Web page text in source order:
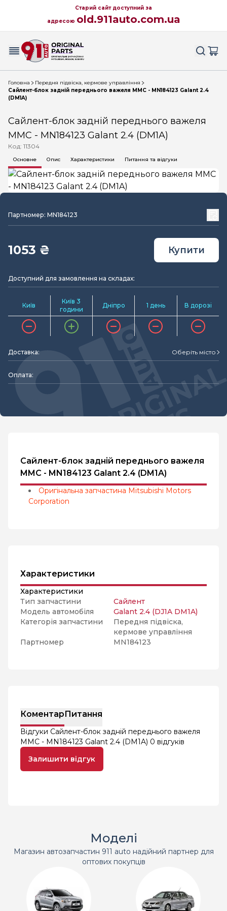
Старий сайт доступний за
адресою old.911auto.com.ua
Головна
Передня підвіска, кермове управління
Сайлент-блок задній переднього важеля MMC - MN184123 Galant 2.4
(DM1A)
Сайлент-блок задній переднього важеля
MMC - MN184123 Galant 2.4 (DM1A)
Код: 11304
Основне Опис Характеристики Питання та відгуки
Партномер: MN184123
1053 ₴ Купити
Доступний для замовлення на складах:
Київ
Київ 3
години
Дніпро 1 день В дорозі
Доставка: Оберіть місто
Оплата:
Сайлент-блок задній переднього важеля
MMC - MN184123 Galant 2.4 (DM1A)
Оригінальна запчастина Mitsubishi Motors
Corporation
Характеристики
Характеристики
Тип запчастини
Сайлент
Модель автомобіля
Galant 2.4 (DJ1A DM1A)
Категорія запчастини
Передня підвіска,
кермове управління
Партномер
MN184123
КоментарПитання
Відгуки Сайлент-блок задній переднього важеля
MMC - MN184123 Galant 2.4 (DM1A) 0 відгуків
Залишити відгук
Моделі
Магазин автозапчастин 911 auto надійний партнер для
оптових покупців